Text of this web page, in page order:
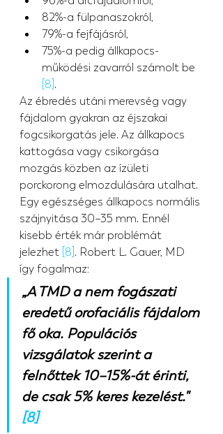
82%-a fülpanaszokról,
79%-a fejfájásról,
75%-a pedig állkapocs-
működési zavarról számolt be
[8] .
Az ébredés utáni merevség vagy
fájdalom gyakran az éjszakai
fogcsikorgatás jele. Az állkapocs
kattogása vagy csikorgása
mozgás közben az ízületi
porckorong elmozdulására utalhat.
Egy egészséges állkapocs normális
szájnyitása 30–35 mm. Ennél
kisebb érték már problémát
jelezhet [8] . Robert L. Gauer, MD
így fogalmaz:
„A TMD a nem fogászati
eredetű orofaciális fájdalom
fő oka. Populációs
vizsgálatok szerint a
felnőttek 10–15%-át érinti,
de csak 5% keres kezelést."
[8]